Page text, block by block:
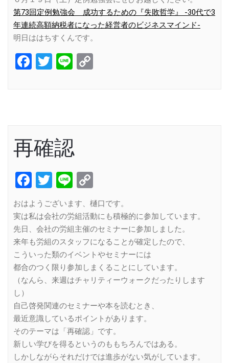
第73回定例勉強会 成功するための『失敗哲学』 -30代で3
年連続高額納税者になった経営者のビジネスマインド-
明日ははちすくんです。
Facebook
Twitter
Line
再確認
Facebook
Twitter
Line
Link
おはようございます、樋口です。
実は私は会社の労組活動にも積極的に参加しています。
先日、会社の労組主催のセミナーに参加しました。
来年も労組のスタッフになることが確定したので、
こういった類のイベントやセミナーには
都合のつく限り参加しまくることにしています。
（なんら、来週はチャリティーウォークだったりします
し）
自己啓発関連のセミナーや本を読むとき、
最近意識しているポイントがあります。
そのテーマは「再確認」です。
新しい学びを得るというのももちろんではある。
しかしながらそれだけでは進歩がない気がしています。